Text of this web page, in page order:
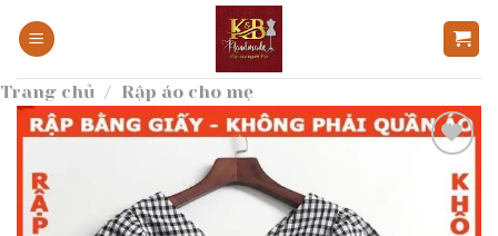
qua
dung
Trang chủ / Rập áo cho mẹ
Add to
wishlist